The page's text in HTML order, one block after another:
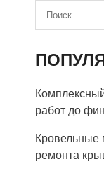
работ до
Кровельные
ремонта